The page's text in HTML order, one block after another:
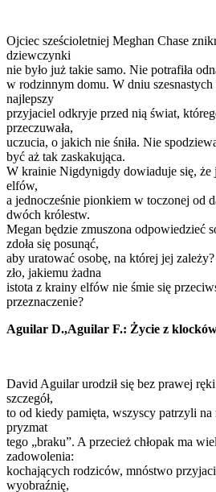
Ojciec sześcioletniej Meghan Chase
dziewczynki
nie było już takie samo. Nie potrafiła
w rodzinnym domu. W dniu
najlepszy
przyjaciel odkryje przed nią świat,
przeczuwała,
uczucia, o jakich nie śniła. Nie
być aż tak zaskakująca.
W krainie Nigdynigdy dowiaduje się, że
elfów,
a jednocześnie pionkiem w toczonej od
dwóch królestw.
Megan będzie zmuszona odpowiedzieć
zdoła się posunąć,
aby uratować osobę, na której jej
zło, jakiemu żadna
istota z krainy elfów nie śmie się
przeznaczenie?
Aguilar D.,Aguilar F.: Życie z
David Aguilar urodził się bez prawej
szczegół,
to od kiedy pamięta, wszyscy patrzyli na
pryzmat
tego „braku”. A przecież chłopak ma
zadowolenia:
kochających rodziców, mnóstwo
wyobraźnię,